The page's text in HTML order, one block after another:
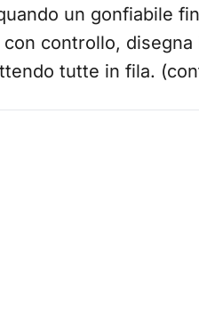
un gonfiabile
controllo,
tutte in fila.